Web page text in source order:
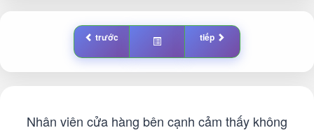
trước tiếp
Nhân viên cửa hàng bên cạnh cảm thấy không